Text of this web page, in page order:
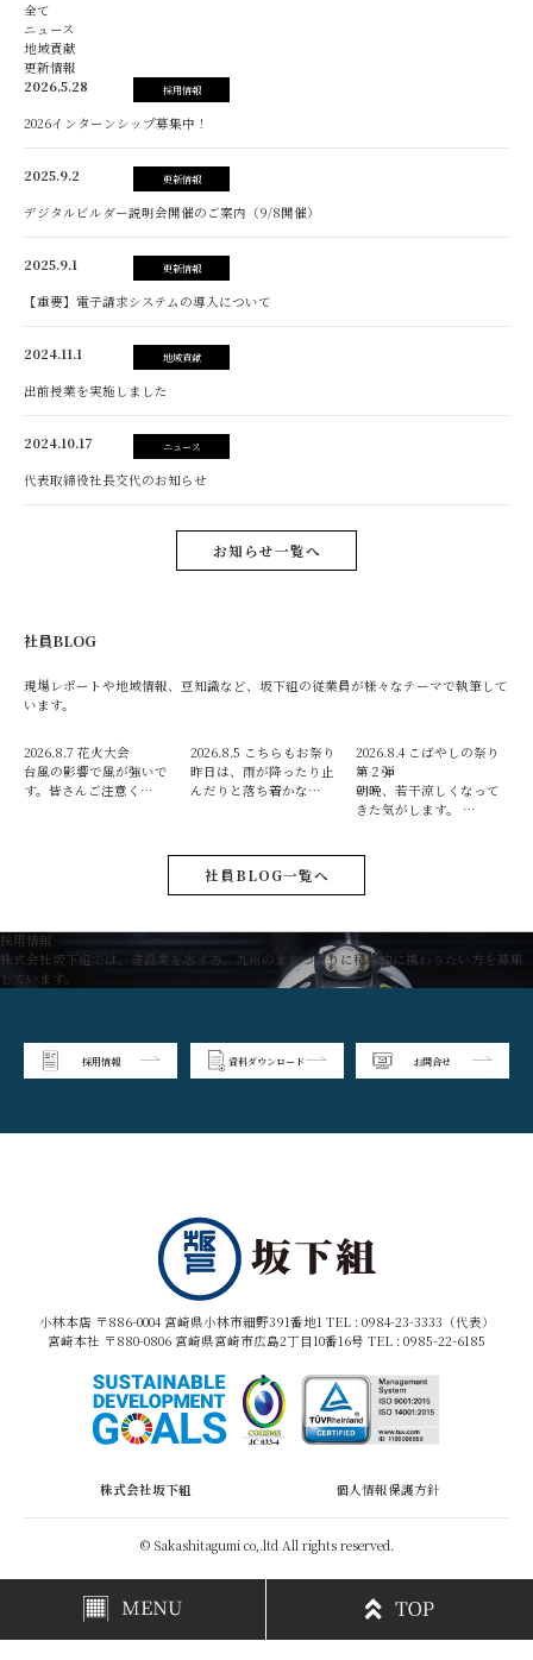
全て
ニュース
地域貢献
更新情報
2026.5.28
採用情報
2026インターンシップ募集中！
2025.9.2 更新情報
デジタルビルダー説明会開催のご案内（9/8開催）
2025.9.1 更新情報
【重要】電子請求システムの導入について
2024.11.1 地域貢献
出前授業を実施しました
2024.10.17 ニュース
代表取締役社長交代のお知らせ
お知らせ一覧へ
社員BLOG
現場レポートや地域情報、豆知識など、坂下組の従業員が様々なテーマで執筆して
います。
2026.8.7 花火大会
台風の影響で風が強いで
す。皆さんご注意く…
2026.8.5 こちらもお祭り
昨日は、雨が降ったり止
んだりと落ち着かな…
2026.8.4 こばやしの祭り
第２弾
朝晩、若干涼しくなって
きた気がします。 …
社員BLOG一覧へ
採用情報
株式会社坂下組では、建設業を志す方、九州のまちづくりに積極的に携わりたい方を募集
しています。
採用情報 資料ダウンロード お問合せ
小林本店 〒886-0004 宮崎県小林市細野391番地1 TEL : 0984-23-3333（代表）
宮崎本社 〒880-0806 宮崎県宮崎市広島2丁目10番16号 TEL : 0985-22-6185
株式会社坂下組 個人情報保護方針
© Sakashitagumi co,.ltd All rights reserved.